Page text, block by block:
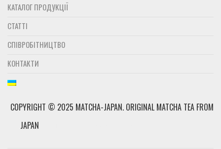
КАТАЛОГ ПРОДУКЦІЇ
СТАТТІ
СПІВРОБІТНИЦТВО
КОНТАКТИ
COPYRIGHT © 2025 MATCHA-JAPAN. ОRIGINAL MATCHA TEA FROM
JAPAN